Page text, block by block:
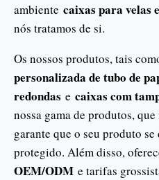
ambiente caixas para velas
nós tratamos de si.
Os nossos produtos, tais
personalizada de tubo de
redondas e caixas com
nossa gama de produtos,
garante que o seu produto se
protegido. Além disso,
OEM/ODM e tarifas